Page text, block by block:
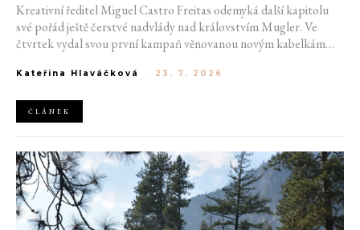
Kreativní ředitel Miguel Castro Freitas odemyká další kapitolu
své pořád ještě čerstvé nadvlády nad královstvím Mugler. Ve
čtvrtek vydal svou první kampaň věnovanou novým kabelkám
do módního domu dorazil. Umně mísí výrazy minulosti a dávných
Kateřina Hlaváčková - 23. 7. 2026
ČLÁNEK